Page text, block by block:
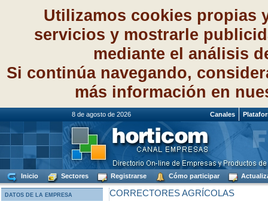
Utilizamos cookies propias
servicios y mostrarle
mediante el análisis
Si continúa navegando,
más información en
8 de agosto de 2026 Canales
Inicio Sectores Registrarse Cómo participar
DATOS DE LA EMPRESA CORRECTORES AGRÍCOLAS